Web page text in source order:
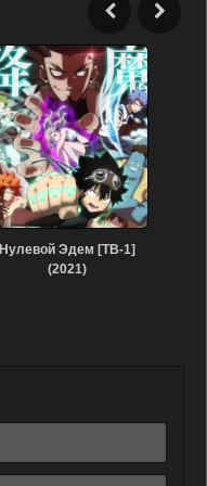
Нулевой Эдем [ТВ-1]
(2021)